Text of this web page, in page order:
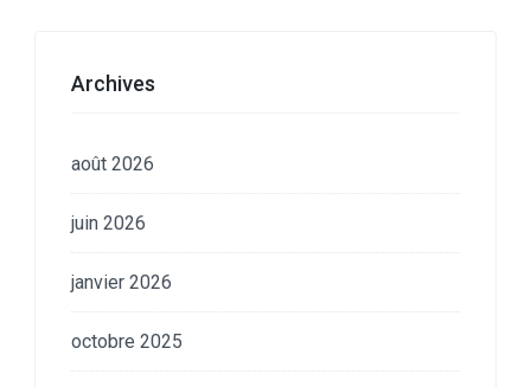
Archives
août 2026
juin 2026
janvier 2026
octobre 2025